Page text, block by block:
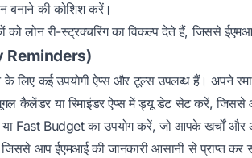
बनाने की कोशिश करें।
को लोन री-स्ट्रक्चरिंग का विकल्प देते हैं, जिससे
Reminders)
कई उपयोगी ऐप्स और टूल्स उपलब्ध हैं। अपने
कैलेंडर या रिमाइंडर ऐप्स में ड्यू डेट सेट करें,
Fast Budget का उपयोग करें, जो आपके खर्चों और
आप ईएमआई की जानकारी आसानी से प्राप्त कर